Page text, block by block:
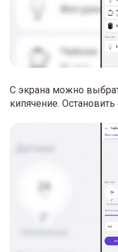
С экрана можно
кипячение. Остановить